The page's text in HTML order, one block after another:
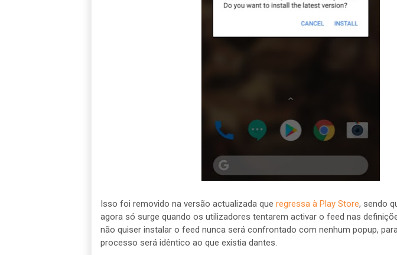
Isso foi removido na versão actualizada que regressa à Play Store, sendo
agora só surge quando os utilizadores tentarem activar o feed nas
não quiser instalar o feed nunca será confrontado com nenhum popup,
processo será idêntico ao que existia dantes.